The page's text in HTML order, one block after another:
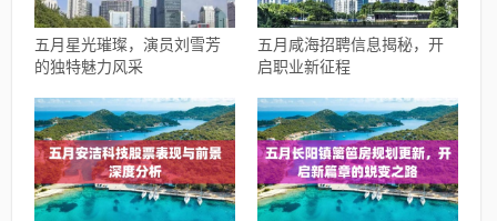
五月星光璀璨，演员刘雪芳
的独特魅力风采
五月咸海招聘信息揭秘，开
启职业新征程